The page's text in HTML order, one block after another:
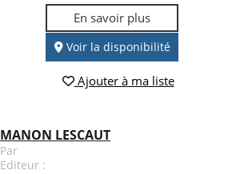
En savoir plus
Voir la disponibilité
Ajouter à ma liste
MANON LESCAUT
Par
Editeur :